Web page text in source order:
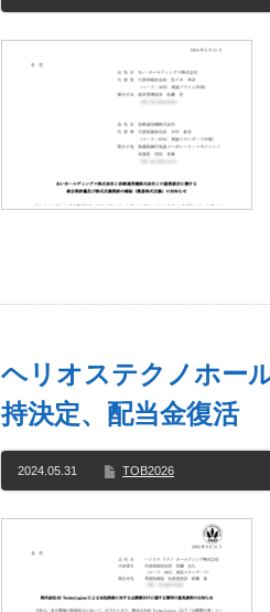
ヘリオステクノホー
持決定、配当金復活
2024.05.31 TOB2026